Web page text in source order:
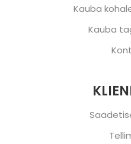
Kauba
Kauba